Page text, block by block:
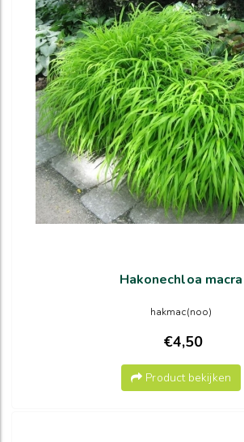
Hakonechloa macra
hakmac(noo)
€4,50
Product bekijken